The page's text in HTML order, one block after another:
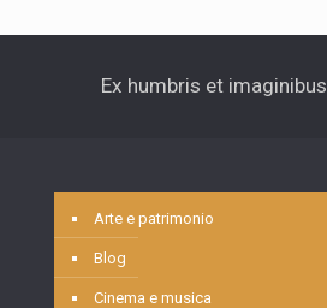
Ex humbris et imaginibus
Arte e patrimonio
Blog
Cinema e musica